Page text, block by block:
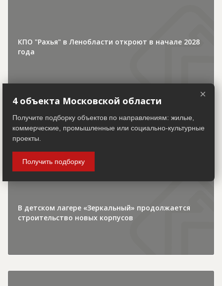
КПО "Рахья" в Ленобласти откроют в начале 2028
года
30.07.2026
Городская хроника
В детском лагере «Зеркальный» продолжается
строительство новых корпусов
×
4 объекта Московской области
Получите подборку объектов по направлениям: жилые,
коммерческие, промышленные или социально-культурные
проекты.
Получить подборку